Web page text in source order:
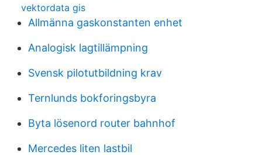
vektordata gis
Allmänna gaskonstanten enhet
Analogisk lagtillämpning
Svensk pilotutbildning krav
Ternlunds bokforingsbyra
Byta lösenord router bahnhof
Mercedes liten lastbil